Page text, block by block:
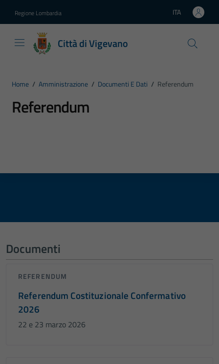
Regione Lombardia Lingua attiva:
ITA
Città di Vigevano
Home / Amministrazione / Documenti E Dati / Referendum
Referendum
Documenti
REFERENDUM
Referendum Costituzionale Confermativo
2026
22 e 23 marzo 2026